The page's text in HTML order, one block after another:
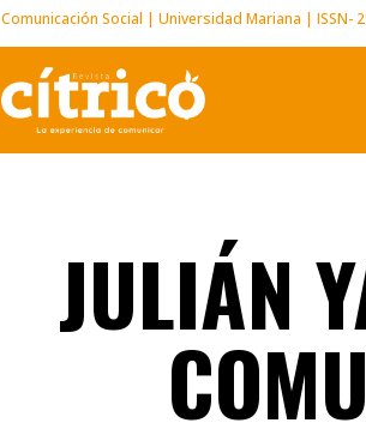
Comunicación Social | Universidad Mariana | ISSN-
JULIÁN